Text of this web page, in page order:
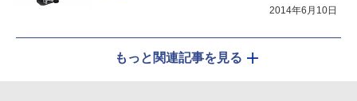
2014年6月10日
もっと関連記事を見る